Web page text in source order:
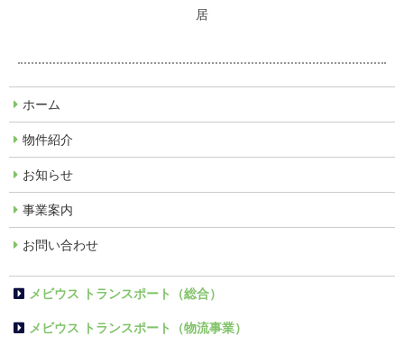
居
ホーム
物件紹介
お知らせ
事業案内
お問い合わせ
メビウス トランスポート（総合）
メビウス トランスポート（物流事業）